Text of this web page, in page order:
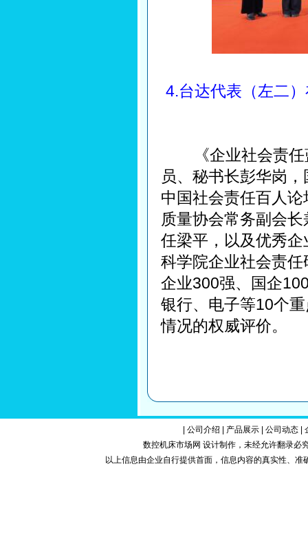
4.台达代表（左二
《企业社会责任
员、秘书长彭华岗
中国社会责任百人
质量协会常务副会
任梁平，以及优秀
科学院企业社会责
企业300强、国企
银行、电子等10个
情况的权威评价。
公司介绍 产品展示| 公司动态|
数控机床市场网 设计制作，未经允许翻录必
以上信息由企业自行提供首面，信息内容的真实性、